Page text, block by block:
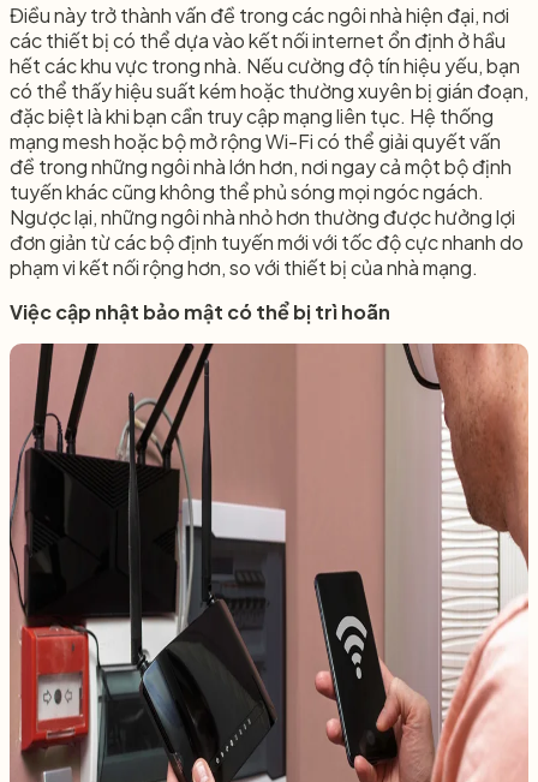
Điều này trở thành vấn đề trong các ngôi nhà hiện đại, nơi
các thiết bị có thể dựa vào kết nối internet ổn định ở hầu
hết các khu vực trong nhà. Nếu cường độ tín hiệu yếu, bạn
có thể thấy hiệu suất kém hoặc thường xuyên bị gián đoạn,
đặc biệt là khi bạn cần truy cập mạng liên tục. Hệ thống
mạng mesh hoặc bộ mở rộng Wi-Fi có thể giải quyết vấn
đề trong những ngôi nhà lớn hơn, nơi ngay cả một bộ định
tuyến khác cũng không thể phủ sóng mọi ngóc ngách.
Ngược lại, những ngôi nhà nhỏ hơn thường được hưởng lợi
đơn giản từ các bộ định tuyến mới với tốc độ cực nhanh do
phạm vi kết nối rộng hơn, so với thiết bị của nhà mạng.
Việc cập nhật bảo mật có thể bị trì hoãn